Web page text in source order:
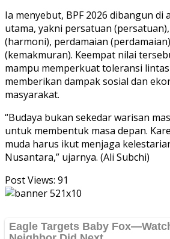
Ia menyebut, BPF 2026 dibangun di
utama, yakni persatuan
(harmoni), perdamaian
(kemakmuran). Keempat nilai
mampu memperkuat toleransi
memberikan dampak sosial dan
masyarakat.
“Budaya bukan sekedar warisan
untuk membentuk masa depan.
muda harus ikut menjaga
Nusantara,” ujarnya. (Ali Subchi)
Post Views: 91